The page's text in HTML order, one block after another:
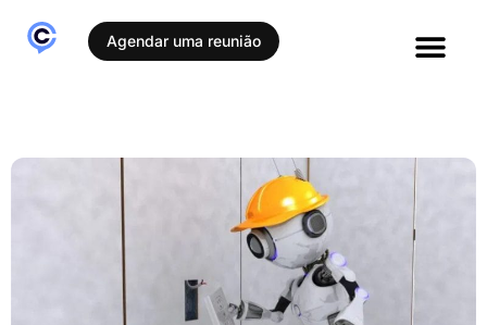
Agendar uma reunião